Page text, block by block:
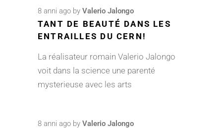
8 anni ago by Valerio Jalongo
TANT DE BEAUTÉ DANS LES
ENTRAILLES DU CERN!
La réalisateur romain Valerio Jalongo
voit dans la science une parenté
mysterieuse avec les arts
8 anni ago by Valerio Jalongo